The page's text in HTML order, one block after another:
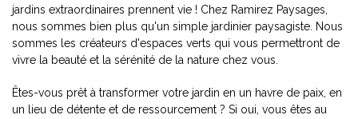
jardins extraordinaires prennent vie ! Chez Ramirez Paysages,
nous sommes bien plus qu'un simple jardinier paysagiste. Nous
sommes les créateurs d'espaces verts qui vous permettront de
vivre la beauté et la sérénité de la nature chez vous.
Êtes-vous prêt à transformer votre jardin en un havre de paix, en
un lieu de détente et de ressourcement ? Si oui, vous êtes au